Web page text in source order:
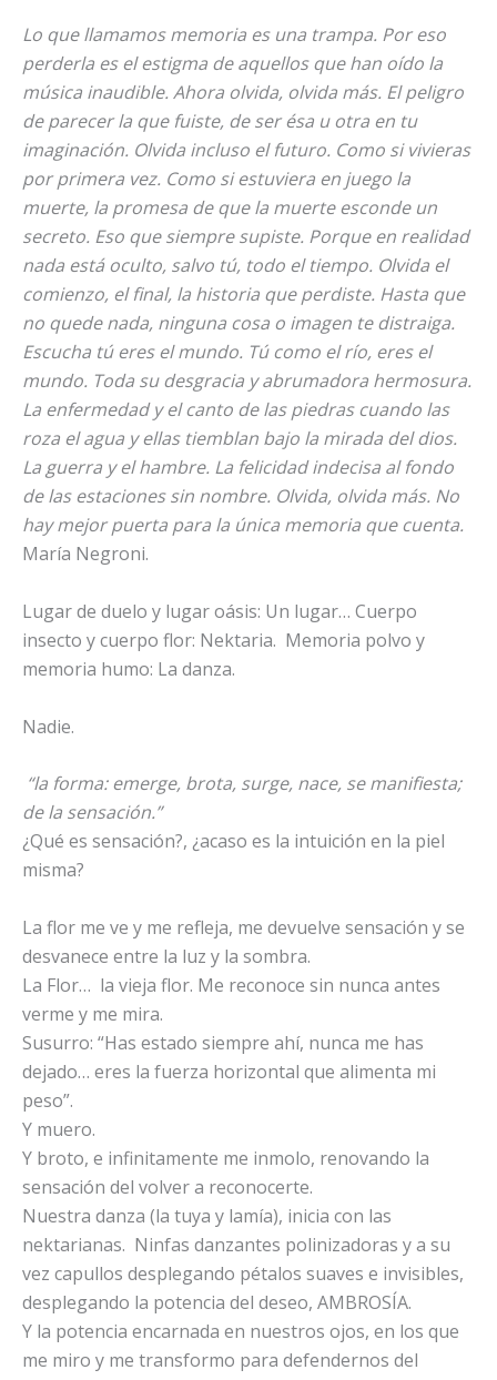
Lo que llamamos memoria es una trampa. Por eso
perderla es el estigma de aquellos que han oído la
música inaudible. Ahora olvida, olvida más. El peligro
de parecer la que fuiste, de ser ésa u otra en tu
imaginación. Olvida incluso el futuro. Como si vivieras
por primera vez. Como si estuviera en juego la
muerte, la promesa de que la muerte esconde un
secreto. Eso que siempre supiste. Porque en realidad
nada está oculto, salvo tú, todo el tiempo. Olvida el
comienzo, el final, la historia que perdiste. Hasta que
no quede nada, ninguna cosa o imagen te distraiga.
Escucha tú eres el mundo. Tú como el río, eres el
mundo. Toda su desgracia y abrumadora hermosura.
La enfermedad y el canto de las piedras cuando las
roza el agua y ellas tiemblan bajo la mirada del dios.
La guerra y el hambre. La felicidad indecisa al fondo
de las estaciones sin nombre. Olvida, olvida más. No
hay mejor puerta para la única memoria que cuenta.
María Negroni.
Lugar de duelo y lugar oásis: Un lugar… Cuerpo
insecto y cuerpo flor: Nektaria. Memoria polvo y
memoria humo: La danza.
Nadie.
“la forma: emerge, brota, surge, nace, se manifiesta;
de la sensación.”
¿Qué es sensación?, ¿acaso es la intuición en la piel
misma?
La flor me ve y me refleja, me devuelve sensación y se
desvanece entre la luz y la sombra.
La Flor… la vieja flor. Me reconoce sin nunca antes
verme y me mira.
Susurro: “Has estado siempre ahí, nunca me has
dejado… eres la fuerza horizontal que alimenta mi
peso”.
Y muero.
Y broto, e infinitamente me inmolo, renovando la
sensación del volver a reconocerte.
Nuestra danza (la tuya y lamía), inicia con las
nektarianas. Ninfas danzantes polinizadoras y a su
vez capullos desplegando pétalos suaves e invisibles,
desplegando la potencia del deseo, AMBROSÍA.
Y la potencia encarnada en nuestros ojos, en los que
me miro y me transformo para defendernos del